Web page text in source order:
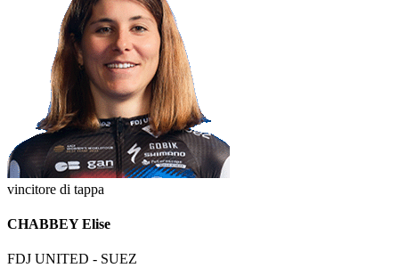
vincitore di tappa
CHABBEY Elise
FDJ UNITED - SUEZ